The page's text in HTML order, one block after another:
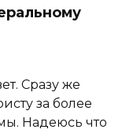
Сразу же
за более
Надеюсь что